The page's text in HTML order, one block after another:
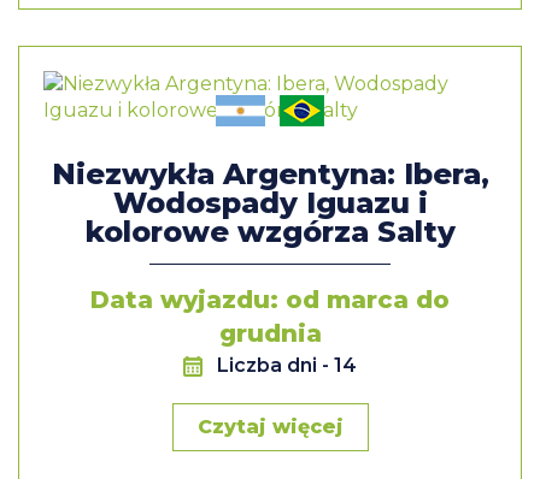
Niezwykła Argentyna: Ibera,
Wodospady Iguazu i
kolorowe wzgórza Salty
Data wyjazdu: od marca do
grudnia
Liczba dni - 14
Czytaj więcej